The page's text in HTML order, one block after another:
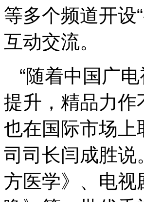
等多个频道开设
互动交流。
“随着中国广
提升，精品力作
也在国际市场上
司司长闫成胜说
方医学》、电